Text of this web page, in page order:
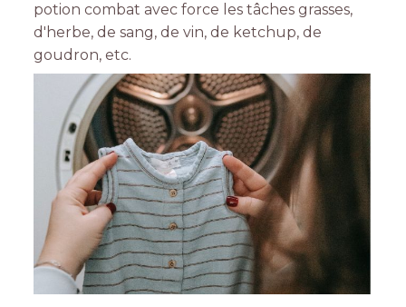
potion combat avec force les tâches grasses,
d'herbe, de sang, de vin, de ketchup, de
goudron, etc.